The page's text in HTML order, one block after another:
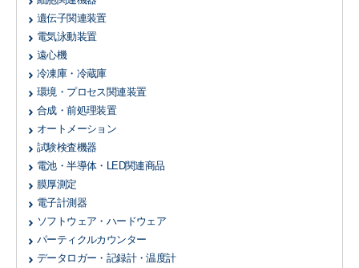
遺伝子関連装置
電気泳動装置
遠心機
冷凍庫・冷蔵庫
環境・プロセス関連装置
合成・前処理装置
オートメーション
試験検査機器
電池・半導体・LED関連商品
膜厚測定
電子計測器
ソフトウェア・ハードウェア
パーティクルカウンター
データロガー・記録計・温度計